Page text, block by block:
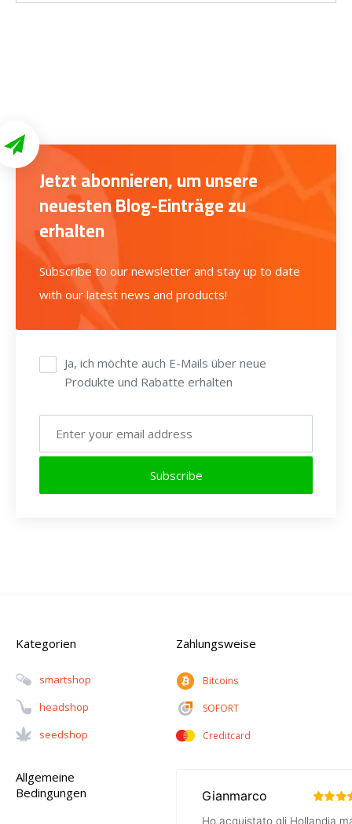
Jetzt abonnieren, um unsere
neuesten Blog-Einträge zu
erhalten
Subscribe to our newsletter and stay up to date
with our latest news and products!
Ja, ich möchte auch E-Mails über neue
Produkte und Rabatte erhalten
Subscribe
Kategorien
Smartshop
Headshop
Seedshop
Zahlungsweise
Bitcoins
SOFORT
Creditcard
Allgemeine
Bedingungen